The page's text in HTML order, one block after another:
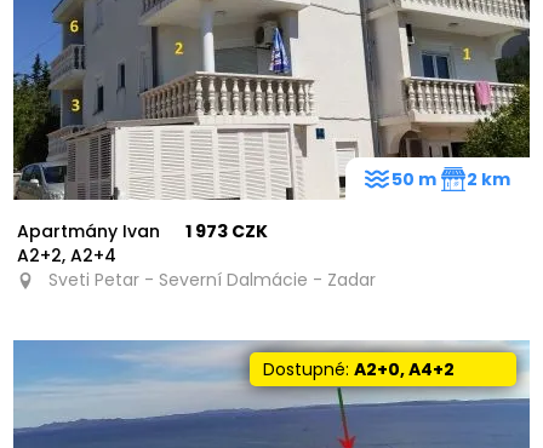
Apartmány Ivan
A2+2, A2+4
1 973 CZK
Sveti Petar - Severní Dalmácie - Zadar
50 m 2 km
Dostupné:A2+0, A4+2